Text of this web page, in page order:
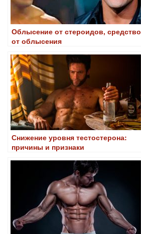
Облысение от стероидов, средство
от облысения
Снижение уровня тестостерона:
причины и признаки